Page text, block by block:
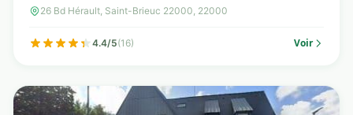
26 Bd Hérault, Saint-Brieuc 22000, 22000
4.4/5(16) Voir